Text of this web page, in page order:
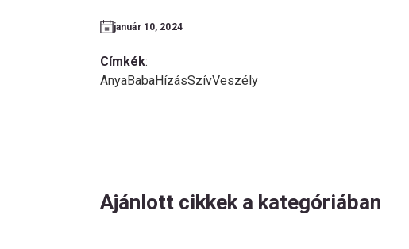
január 10, 2024
Címkék:
AnyaBabaHízásSzívVeszély
Ajánlott cikkek a kategóriában